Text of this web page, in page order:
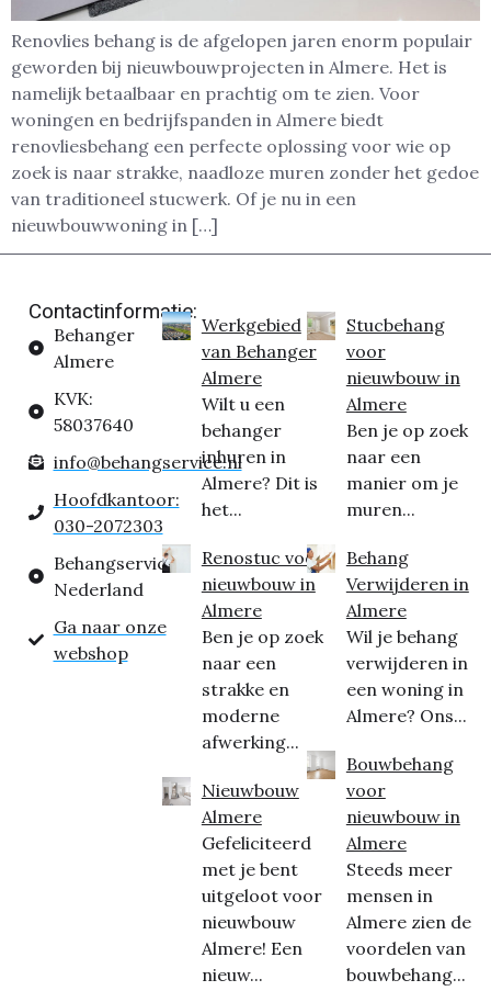
Renovlies behang is de afgelopen jaren enorm populair
geworden bij nieuwbouwprojecten in Almere. Het is
namelijk betaalbaar en prachtig om te zien. Voor
woningen en bedrijfspanden in Almere biedt
renovliesbehang een perfecte oplossing voor wie op
zoek is naar strakke, naadloze muren zonder het gedoe
van traditioneel stucwerk. Of je nu in een
nieuwbouwwoning in […]
Contactinformatie:
Behanger
Almere
KVK:
58037640
info@behangservice.nl
Hoofdkantoor:
030-2072303
Behangservice
Nederland
Ga naar onze
webshop
Werkgebied
van Behanger
Almere
Wilt u een
behanger
inhuren in
Almere? Dit is
het...
Renostuc voor
nieuwbouw in
Almere
Ben je op zoek
naar een
strakke en
moderne
afwerking...
Nieuwbouw
Almere
Gefeliciteerd
met je bent
uitgeloot voor
nieuwbouw
Almere! Een
nieuw...
Stucbehang
voor
nieuwbouw in
Almere
Ben je op zoek
naar een
manier om je
muren...
Behang
Verwijderen in
Almere
Wil je behang
verwijderen in
een woning in
Almere? Ons...
Bouwbehang
voor
nieuwbouw in
Almere
Steeds meer
mensen in
Almere zien de
voordelen van
bouwbehang...